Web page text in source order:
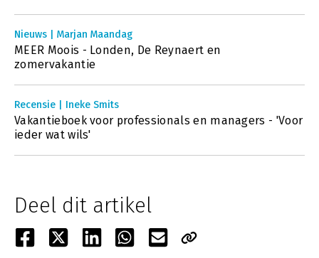
Nieuws | Marjan Maandag
MEER Moois - Londen, De Reynaert en
zomervakantie
Recensie | Ineke Smits
Vakantieboek voor professionals en managers - 'Voor
ieder wat wils'
Deel dit artikel